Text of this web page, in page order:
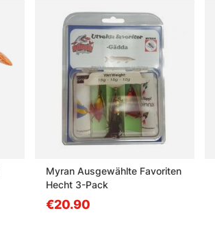
Myran Ausgewählte Favoriten
Hecht 3-Pack
€20.90